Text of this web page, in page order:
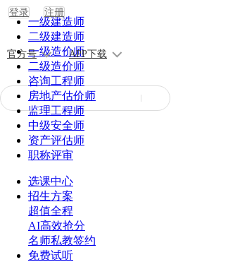
登录 注册
官方号 APP下载
一级建造师
二级建造师
一级造价师
二级造价师
咨询工程师
房地产估价师
监理工程师
中级安全师
资产评估师
职称评审
选课中心
招生方案
超值全程
AI高效抢分
名师私教签约
免费试听